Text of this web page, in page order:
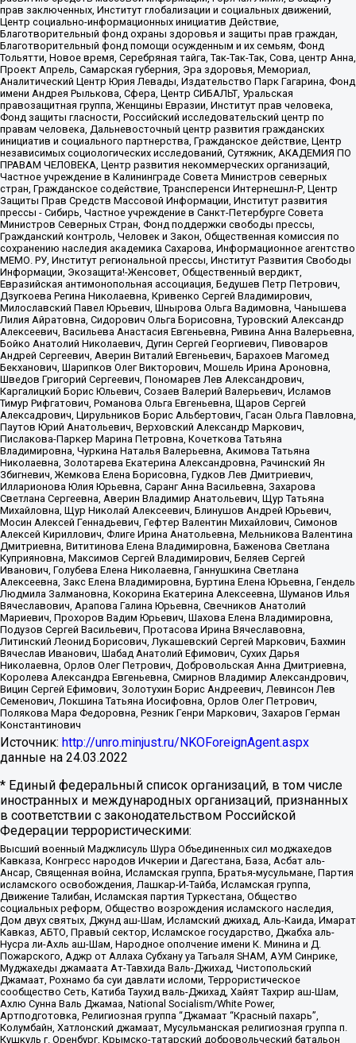
прав заключенных, Институт глобализации и социальных движений,
Центр социально-информационных инициатив Действие,
Благотворительный фонд охраны здоровья и защиты прав граждан,
Благотворительный фонд помощи осужденным и их семьям, Фонд
Тольятти, Новое время, Серебряная тайга, Так-Так-Так, Сова, центр Анна,
Проект Апрель, Самарская губерния, Эра здоровья, Мемориал,
Аналитический Центр Юрия Левады, Издательство Парк Гагарина, Фонд
имени Андрея Рылькова, Сфера, Центр СИБАЛЬТ, Уральская
правозащитная группа, Женщины Евразии, Институт прав человека,
Фонд защиты гласности, Российский исследовательский центр по
правам человека, Дальневосточный центр развития гражданских
инициатив и социального партнерства, Гражданское действие, Центр
независимых социологических исследований, Сутяжник, АКАДЕМИЯ ПО
ПРАВАМ ЧЕЛОВЕКА, Центр развития некоммерческих организаций,
Частное учреждение в Калининграде Совета Министров северных
стран, Гражданское содействие, Трансперенси Интернешнл-Р, Центр
Защиты Прав Средств Массовой Информации, Институт развития
прессы - Сибирь, Частное учреждение в Санкт-Петербурге Совета
Министров Северных Стран, Фонд поддержки свободы прессы,
Гражданский контроль, Человек и Закон, Общественная комиссия по
сохранению наследия академика Сахарова, Информационное агентство
МЕМО. РУ, Институт региональной прессы, Институт Развития Свободы
Информации, Экозащита!-Женсовет, Общественный вердикт,
Евразийская антимонопольная ассоциация, Бедушев Петр Петрович,
Дзугкоева Регина Николаевна, Кривенко Сергей Владимирович,
Милославский Павел Юрьевич, Шнырова Ольга Вадимовна, Чанышева
Лилия Айратовна, Сидорович Ольга Борисовна, Туровский Александр
Алексеевич, Васильева Анастасия Евгеньевна, Ривина Анна Валерьевна,
Бойко Анатолий Николаевич, Дугин Сергей Георгиевич, Пивоваров
Андрей Сергеевич, Аверин Виталий Евгеньевич, Барахоев Магомед
Бекханович, Шарипков Олег Викторович, Мошель Ирина Ароновна,
Шведов Григорий Сергеевич, Пономарев Лев Александрович,
Каргалицкий Борис Юльевич, Созаев Валерий Валерьевич, Исламов
Тимур Рифгатович, Романова Ольга Евгеньевна, Щаров Сергей
Алексадрович, Цирульников Борис Альбертович, Гасан Ольга Павловна,
Паутов Юрий Анатольевич, Верховский Александр Маркович,
Пислакова-Паркер Марина Петровна, Кочеткова Татьяна
Владимировна, Чуркина Наталья Валерьевна, Акимова Татьяна
Николаевна, Золотарева Екатерина Александровна, Рачинский Ян
Збигневич, Жемкова Елена Борисовна, Гудков Лев Дмитриевич,
Илларионова Юлия Юрьевна, Саранг Анна Васильевна, Захарова
Светлана Сергеевна, Аверин Владимир Анатольевич, Щур Татьяна
Михайловна, Щур Николай Алексеевич, Блинушов Андрей Юрьевич,
Мосин Алексей Геннадьевич, Гефтер Валентин Михайлович, Симонов
Алексей Кириллович, Флиге Ирина Анатольевна, Мельникова Валентина
Дмитриевна, Вититинова Елена Владимировна, Баженова Светлана
Куприяновна, Максимов Сергей Владимирович, Беляев Сергей
Иванович, Голубева Елена Николаевна, Ганнушкина Светлана
Алексеевна, Закс Елена Владимировна, Буртина Елена Юрьевна, Гендель
Людмила Залмановна, Кокорина Екатерина Алексеевна, Шуманов Илья
Вячеславович, Арапова Галина Юрьевна, Свечников Анатолий
Мариевич, Прохоров Вадим Юрьевич, Шахова Елена Владимировна,
Подузов Сергей Васильевич, Протасова Ирина Вячеславовна,
Литинский Леонид Борисович, Лукашевский Сергей Маркович, Бахмин
Вячеслав Иванович, Шабад Анатолий Ефимович, Сухих Дарья
Николаевна, Орлов Олег Петрович, Добровольская Анна Дмитриевна,
Королева Александра Евгеньевна, Смирнов Владимир Александрович,
Вицин Сергей Ефимович, Золотухин Борис Андреевич, Левинсон Лев
Семенович, Локшина Татьяна Иосифовна, Орлов Олег Петрович,
Полякова Мара Федоровна, Резник Генри Маркович, Захаров Герман
Константинович
Источник: http://unro.minjust.ru/NKOForeignAgent.aspx
данные на 24.03.2022
* Единый федеральный список организаций, в том числе
иностранных и международных организаций, признанных
в соответствии с законодательством Российской
Федерации террористическими:
Высший военный Маджлисуль Шура Объединенных сил моджахедов
Кавказа, Конгресс народов Ичкерии и Дагестана, База, Асбат аль-
Ансар, Священная война, Исламская группа, Братья-мусульмане, Партия
исламского освобождения, Лашкар-И-Тайба, Исламская группа,
Движение Талибан, Исламская партия Туркестана, Общество
социальных реформ, Общество возрождения исламского наследия,
Дом двух святых, Джунд аш-Шам, Исламский джихад, Аль-Каида, Имарат
Кавказ, АБТО, Правый сектор, Исламское государство, Джабха аль-
Нусра ли-Ахль аш-Шам, Народное ополчение имени К. Минина и Д.
Пожарского, Аджр от Аллаха Субхану уа Тагьаля SHAM, АУМ Синрике,
Муджахеды джамаата Ат-Тавхида Валь-Джихад, Чистопольский
Джамаат, Рохнамо ба суи давлати исломи, Террористическое
сообщество Сеть, Катиба Таухид валь-Джихад, Хайят Тахрир аш-Шам,
Ахлю Сунна Валь Джамаа, National Socialism/White Power,
Артподготовка, Религиозная группа “Джамаат “Красный пахарь”,
Колумбайн, Хатлонский джамаат, Мусульманская религиозная группа п.
Кушкуль г. Оренбург, Крымско-татарский добровольческий батальон